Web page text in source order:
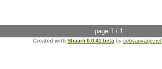
page 1 / 1
Created with Shaarli 0.0.41 beta by sebsauvage.net